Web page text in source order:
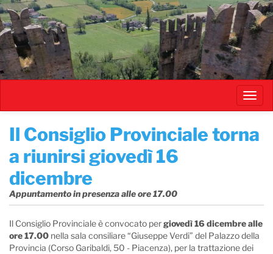
Salta
al
contenuto
principale
​Il Consiglio Provinciale torna
a riunirsi giovedì 16
dicembre
Appuntamento in presenza alle ore 17.00
Il Consiglio Provinciale è convocato pergiovedì 16 dicembre alle
ore 17.00 nella sala consiliare “Giuseppe Verdi” del Palazzo della
Provincia (Corso Garibaldi, 50 - Piacenza), per la trattazione dei